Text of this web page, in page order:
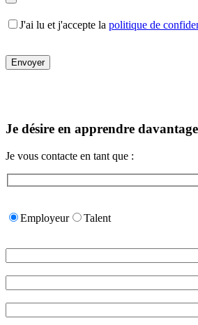
J'ai lu et j'accepte la politique de
Je désire en apprendre
Je vous contacte en tant que :
leaveEmployeur Talent